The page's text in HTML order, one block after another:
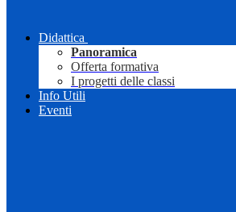
Didattica
Panoramica
Offerta formativa
I progetti delle classi
Info Utili
Eventi